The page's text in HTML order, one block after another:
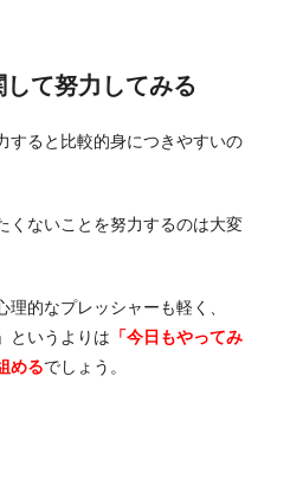
て努力してみる
すると比較的身につきやすいの
くないことを努力するのは大変
的なプレッシャーも軽く、
というよりは 「今日もやってみ
めるでしょう。